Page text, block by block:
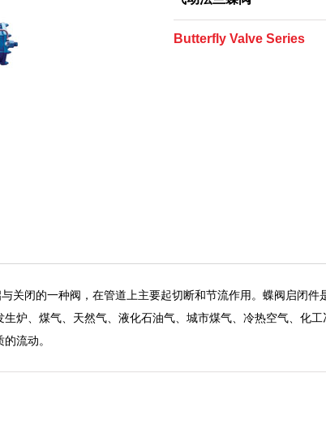
Butterfly Valve Series
关闭的一种阀，在管道上主要起切断和节流作用。蝶阀启闭件
炉、煤气、天然气、液化石油气、城市煤气、冷热空气、化
流动。